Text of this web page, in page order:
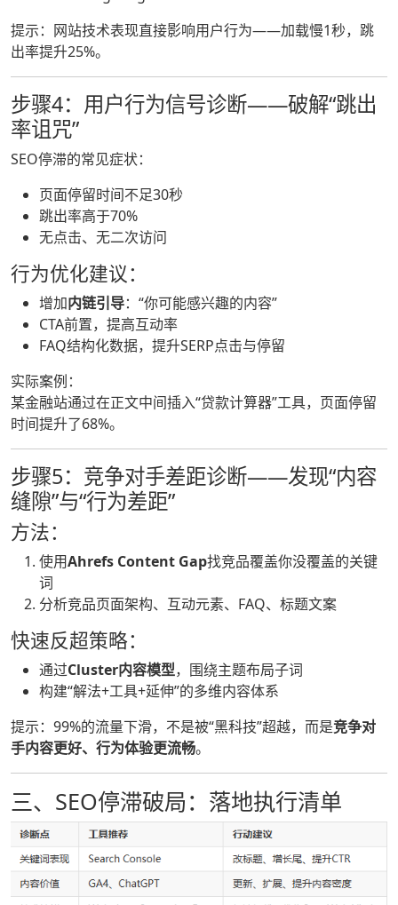
提示：网站技术表现直接影响用户行为——加载慢1秒，跳
出率提升25%。
步骤4：用户行为信号诊断——破解“跳出
率诅咒”
SEO停滞的常见症状：
页面停留时间不足30秒
跳出率高于70%
无点击、无二次访问
行为优化建议：
增加内链引导：“你可能感兴趣的内容”
CTA前置，提高互动率
FAQ结构化数据，提升SERP点击与停留
实际案例：
某金融站通过在正文中间插入“贷款计算器”工具，页面停留
时间提升了68%。
步骤5：竞争对手差距诊断——发现“内容
缝隙”与“行为差距”
方法：
使用Ahrefs Content Gap找竞品覆盖你没覆盖的关键
词
分析竞品页面架构、互动元素、FAQ、标题文案
快速反超策略：
通过Cluster内容模型，围绕主题布局子词
构建“解法+工具+延伸”的多维内容体系
提示：99%的流量下滑，不是被“黑科技”超越，而是竞争对
手内容更好、行为体验更流畅。
三、SEO停滞破局：落地执行清单